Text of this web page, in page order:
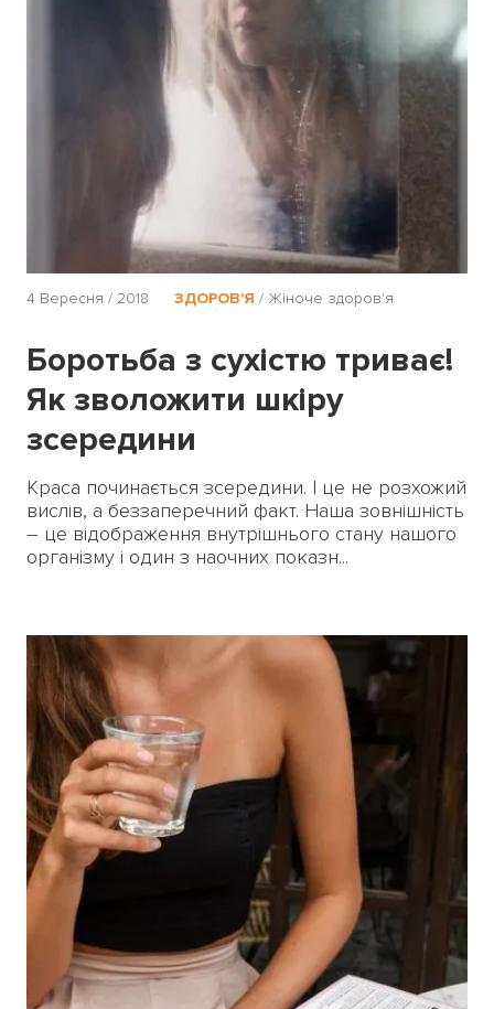
4 Вересня / 2018 ЗДОРОВ'Я / Жіноче здоров'я
Боротьба з сухістю триває!
Як зволожити шкіру
зсередини
Краса починається зсередини. І це не розхожий
вислів, а беззаперечний факт. Наша зовнішність
– це відображення внутрішнього стану нашого
організму і один з наочних показн...